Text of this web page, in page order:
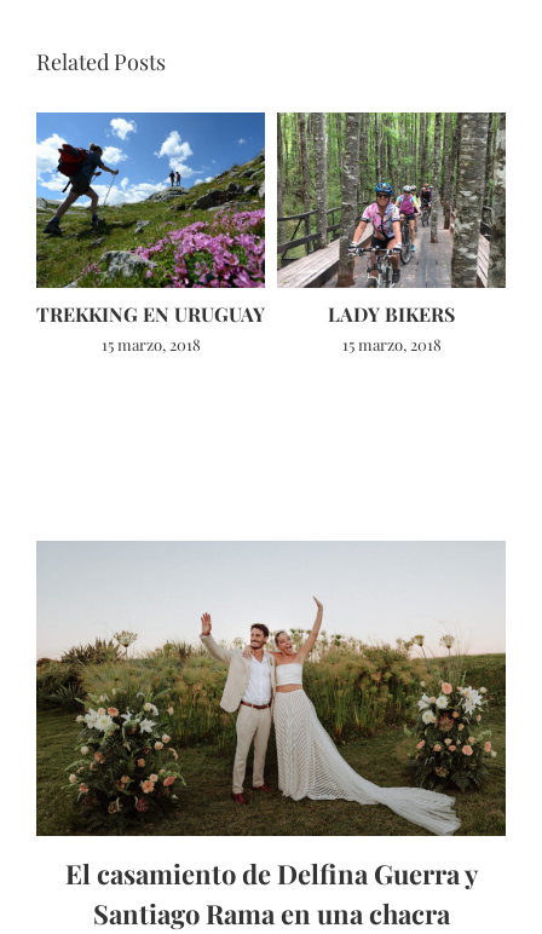
Related Posts
TREKKING EN URUGUAY
15 marzo, 2018
LADY BIKERS
15 marzo, 2018
El casamiento de Delfina Guerra y
Santiago Rama en una chacra